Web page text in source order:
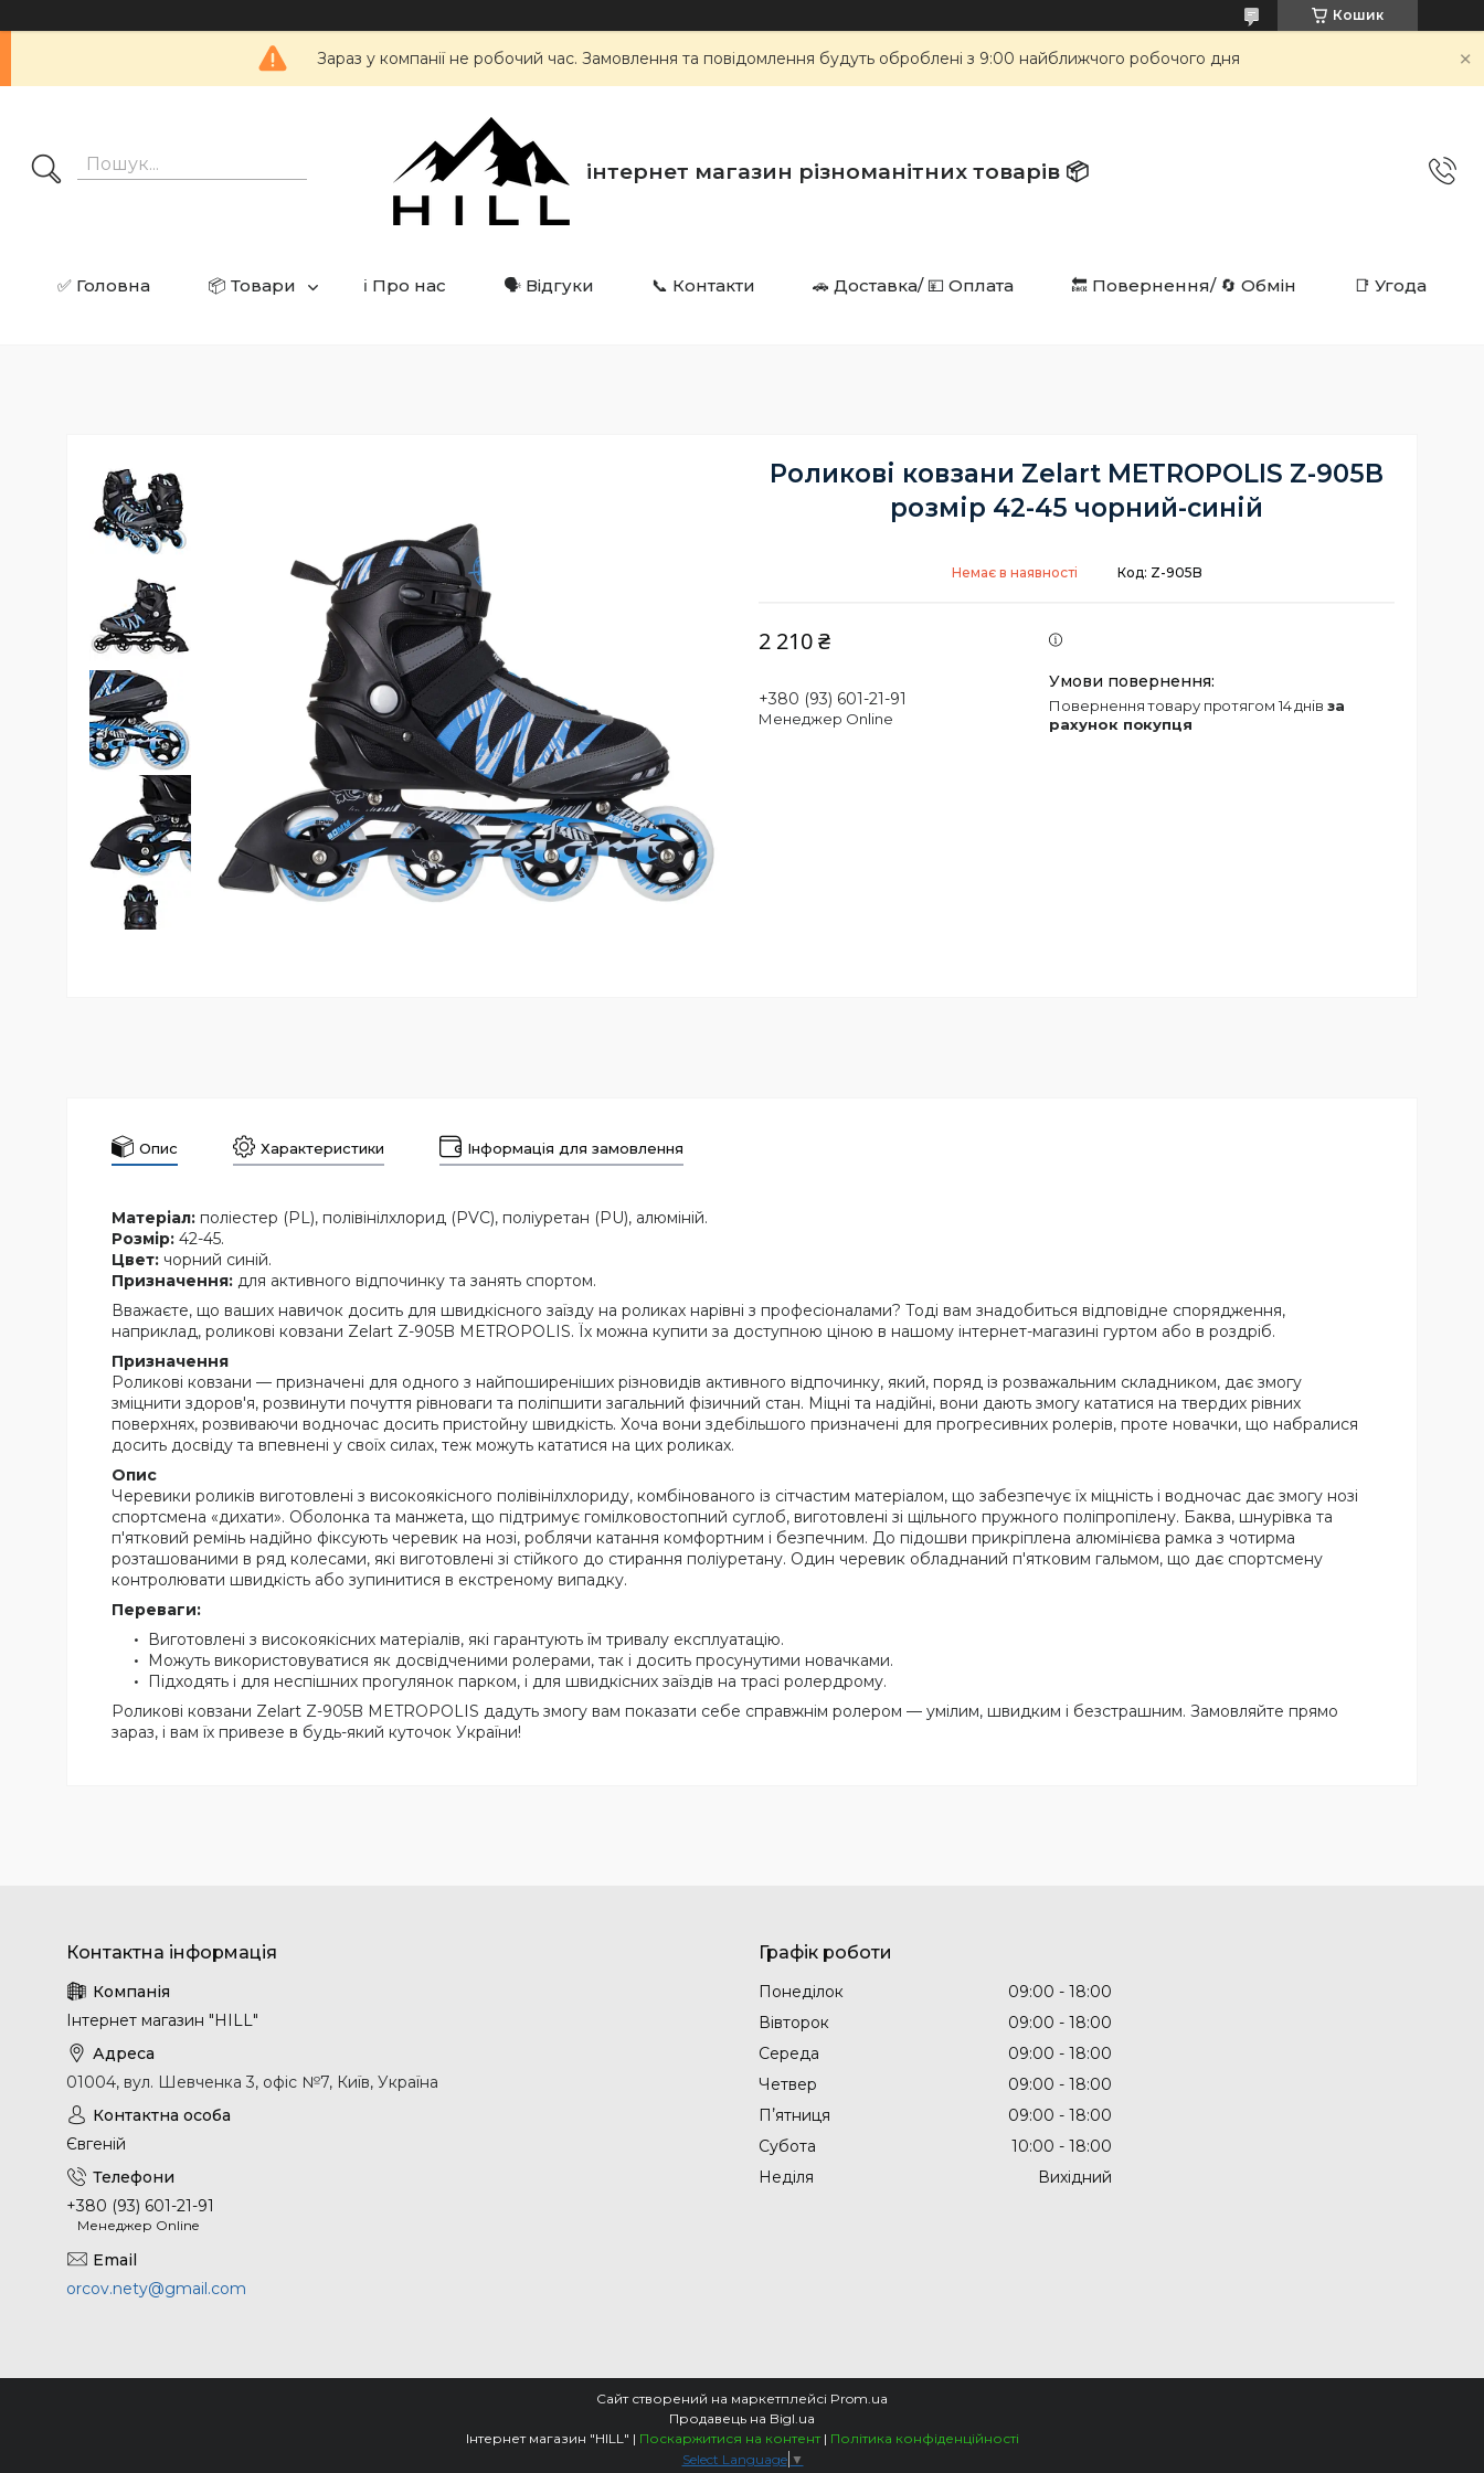
Кошик
Зараз у компанії не робочий час. Замовлення та повідомлення будуть оброблені з 9:00 найближчого робочого дня
інтернет магазин різноманітних товарів 📦️️️️️️
✅ Головна 📦 Товари ℹ️ Про нас 🗣️ Відгуки 📞 Контакти 🚗 Доставка/ 💴 Оплата 🔙 Повернення/ 🔄 Обмін 📑 Угода
Роликові ковзани Zelart METROPOLIS Z-905B
розмір 42-45 чорний-синій
Немає в наявності Код: Z-905B
2 210 ₴
+380 (93) 601-21-91
Менеджер Online
повернення товару протягом 14 днів за
рахунок покупця
Опис Характеристики Інформація для замовлення
Матеріал: поліестер (PL), полівінілхлорид (PVC), поліуретан (PU), алюміній.
Розмір: 42-45.
Цвет: чорний синій.
Призначення: для активного відпочинку та занять спортом.
Вважаєте, що ваших навичок досить для швидкісного заїзду на роликах нарівні з професіоналами? Тоді вам знадобиться відповідне спорядження,
наприклад, роликові ковзани Zelart Z-905B METROPOLIS. Їх можна купити за доступною ціною в нашому інтернет-магазині гуртом або в роздріб.
Призначення
Роликові ковзани — призначені для одного з найпоширеніших різновидів активного відпочинку, який, поряд із розважальним складником, дає змогу
зміцнити здоров'я, розвинути почуття рівноваги та поліпшити загальний фізичний стан. Міцні та надійні, вони дають змогу кататися на твердих рівних
поверхнях, розвиваючи водночас досить пристойну швидкість. Хоча вони здебільшого призначені для прогресивних ролерів, проте новачки, що набралися
досить досвіду та впевнені у своїх силах, теж можуть кататися на цих роликах.
Опис
Черевики роликів виготовлені з високоякісного полівінілхлориду, комбінованого із сітчастим матеріалом, що забезпечує їх міцність і водночас дає змогу нозі
спортсмена «дихати». Оболонка та манжета, що підтримує гомілковостопний суглоб, виготовлені зі щільного пружного поліпропілену. Баква, шнурівка та
п'ятковий ремінь надійно фіксують черевик на нозі, роблячи катання комфортним і безпечним. До підошви прикріплена алюмінієва рамка з чотирма
розташованими в ряд колесами, які виготовлені зі стійкого до стирання поліуретану. Один черевик обладнаний п'ятковим гальмом, що дає спортсмену
контролювати швидкість або зупинитися в екстреному випадку.
Переваги:
Виготовлені з високоякісних матеріалів, які гарантують їм тривалу експлуатацію.
Можуть використовуватися як досвідченими ролерами, так і досить просунутими новачками.
Підходять і для неспішних прогулянок парком, і для швидкісних заїздів на трасі ролердрому.
Роликові ковзани Zelart Z-905B METROPOLIS дадуть змогу вам показати себе справжнім ролером — умілим, швидким і безстрашним. Замовляйте прямо
зараз, і вам їх привезе в будь-який куточок України!
Інтернет магазин "HILL"
01004, вул. Шевченка 3, офіс №7, Київ, Україна
Євгеній
+380 (93) 601-21-91
Менеджер Online
orcov.nety@gmail.com
Графік роботи
Понеділок 09:00
18:00
Вівторок
09:00
18:00
Середа
09:00
18:00
Четвер
09:00
18:00
Пʼятниця
09:00
18:00
Субота
10:00
18:00
Неділя
Вихідний
Сайт створений на маркетплейсі Prom.ua
Продавець на Bigl.ua
Інтернет магазин "HILL" | Поскаржитися на контент | Політика конфіденційності
Select Language ▼